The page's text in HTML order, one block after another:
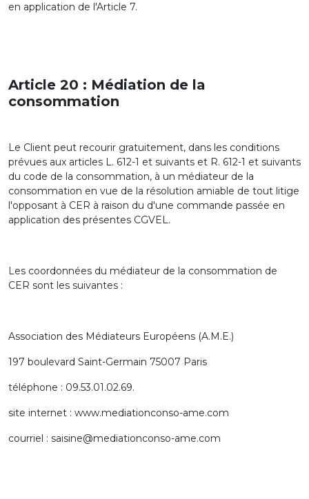
en application de l'Article 7.
Article 20 : Médiation de la
consommation
Le Client peut recourir gratuitement, dans les conditions
prévues aux articles L. 612-1 et suivants et R. 612-1 et suivants
du code de la consommation, à un médiateur de la
consommation en vue de la résolution amiable de tout litige
l'opposant à CER à raison du d'une commande passée en
application des présentes CGVEL.
Les coordonnées du médiateur de la consommation de
CER sont les suivantes :
Association des Médiateurs Européens (A.M.E.)
197 boulevard Saint-Germain 75007 Paris
téléphone : 09.53.01.02.69.
site internet : www.mediationconso-ame.com
courriel : saisine@mediationconso-ame.com